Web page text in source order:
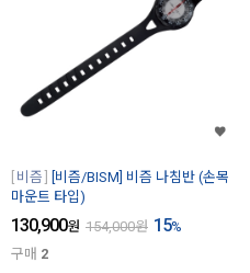
비즘
[비즘/BISM] 비즘 나침반 (손목
마운트 타입)
130,900원 154,000원 15%
구매 2